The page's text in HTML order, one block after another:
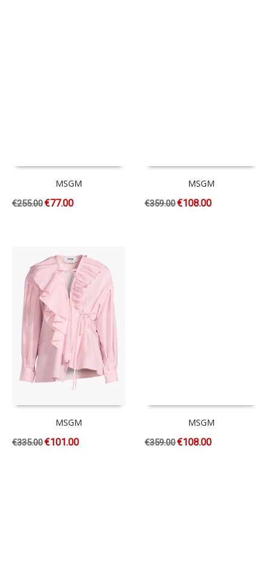
MSGM
€255.00€77.00
MSGM
€359.00€108.00
MSGM
€335.00€101.00
MSGM
€359.00€108.00